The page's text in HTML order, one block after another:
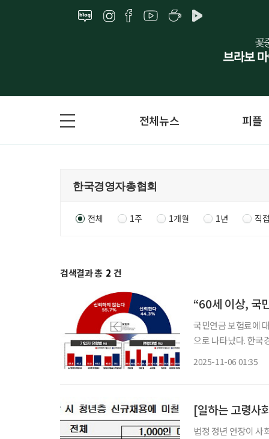
전체뉴스 피플
전체 1주 1개월 1년 직
검색결과 총 2 건
“60세 이상, 국
국민연금 보험료에
으로 나타났다. 한국경영자총협회(경총)는 5일 ‘2025 국민연금 현안 대국민 인식조사’를 실
2025-11-06 01:35
[일하는 고령사
법정 정년 연장이 사